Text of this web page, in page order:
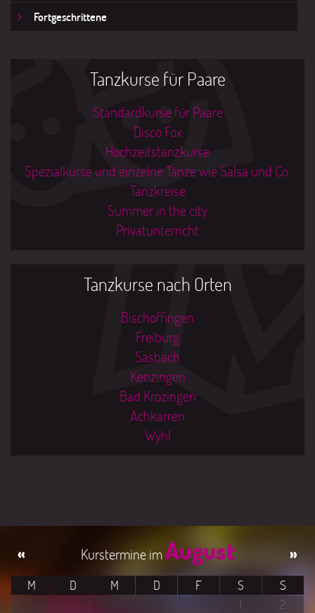
Fortgeschrittene
Tanzkurse für Paare
Standardkurse für Paare
Disco Fox
Hochzeitstanzkurse
Spezialkurse und einzelne Tänze wie Salsa und Co.
Tanzkreise
Summer in the city
Privatunterricht
Tanzkurse nach Orten
Bischoffingen
Freiburg
Sasbach
Kenzingen
Bad Krozingen
Achkarren
Wyhl
August
« »
M D M D F S
S
1
2